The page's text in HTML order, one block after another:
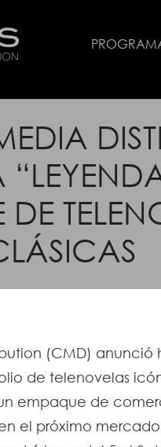
(CMD) anunció
de telenovelas
empaque de
el próximo